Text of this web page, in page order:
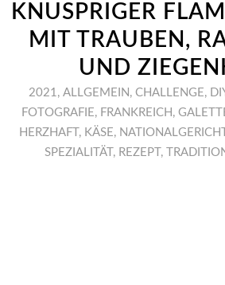
KNUSPRIGER
MIT TRAUBEN,
UND
2021, ALLGEMEIN , CHALLENGE,
FOTOGRAFIE, FRANKREICH ,
HERZHAFT , KÄSE, NATIONALGERICHT
SPEZIALITÄT , REZEPT ,